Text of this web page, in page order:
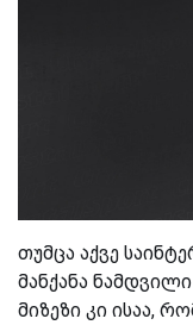
თუმცა აქვე
მანქანა
მიზეზი კი ისაა,